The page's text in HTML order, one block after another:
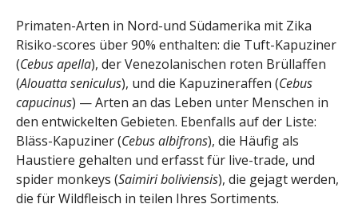
Primaten-Arten in Nord-und Südamerika mit Zika
Risiko-scores über 90% enthalten: die Tuft-Kapuziner
(Cebus apella), der Venezolanischen roten Brüllaffen
(Alouatta seniculus), und die Kapuzineraffen (Cebus
capucinus) — Arten an das Leben unter Menschen in
den entwickelten Gebieten. Ebenfalls auf der Liste:
Bläss-Kapuziner (Cebus albifrons), die Häufig als
Haustiere gehalten und erfasst für live-trade, und
spider monkeys (Saimiri boliviensis), die gejagt werden,
die für Wildfleisch in teilen Ihres Sortiments.